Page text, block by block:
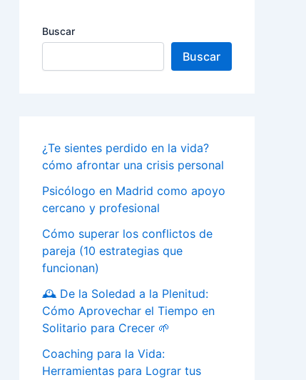
Buscar
Buscar
¿Te sientes perdido en la vida?
cómo afrontar una crisis personal
Psicólogo en Madrid como apoyo
cercano y profesional
Cómo superar los conflictos de
pareja (10 estrategias que
funcionan)
🕰️ De la Soledad a la Plenitud:
Cómo Aprovechar el Tiempo en
Solitario para Crecer 🌱
Coaching para la Vida:
Herramientas para Lograr tus